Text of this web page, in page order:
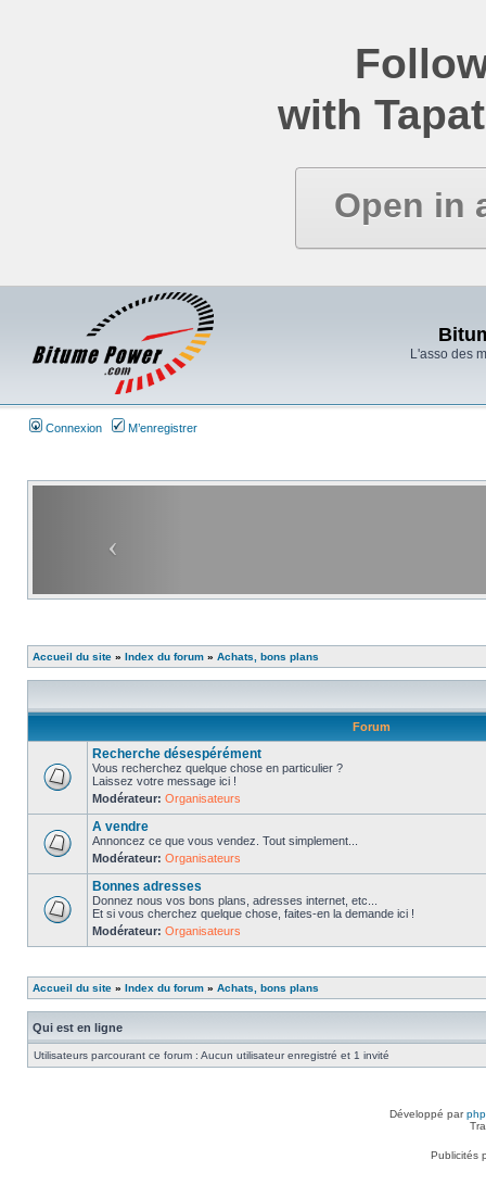
with
Open in
L'asso des
Connexion M’enregistrer
Accueil du site » Index du forum » Achats, bons plans
Forum
Recherche désespérément
Vous recherchez quelque chose en particulier ?
Laissez votre message ici !
Modérateur: Organisateurs
A vendre
Annoncez ce que vous vendez. Tout simplement...
Modérateur: Organisateurs
Bonnes adresses
Donnez nous vos bons plans, adresses internet, etc...
Et si vous cherchez quelque chose, faites-en la demande ici !
Modérateur: Organisateurs
Accueil du site » Index du forum » Achats, bons plans
Qui est en ligne
Utilisateurs parcourant ce forum : Aucun utilisateur enregistré et 1 invité
Développé par
Publicités